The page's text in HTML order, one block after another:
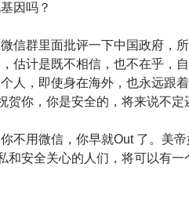
因吗？
信群里面批评一下中国政府，
估计是既不相信，也不在乎，
人，即使身在海外，也永远跟着
贺你，你是安全的，将来说不定
不用微信，你早就Out 了。美
和安全关心的人们，将可以有一